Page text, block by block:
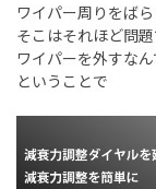
ワイパー周りをば
そこはそれほど問
ワイパーを外すな
ということで